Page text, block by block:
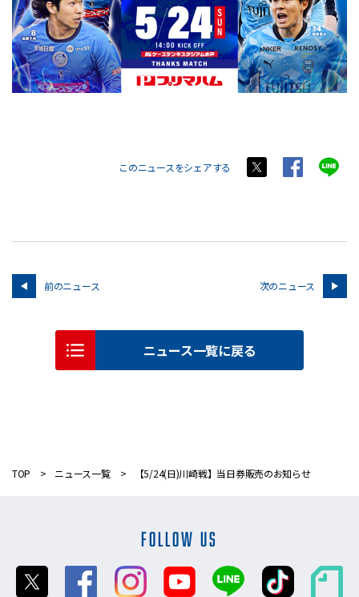
このニュースをシェアする
前のニュース 次のニュース
ニュース一覧に戻る
TOP ニュース一覧 【5/24(日)川崎戦】当日券販売のお知らせ
FOLLOW US